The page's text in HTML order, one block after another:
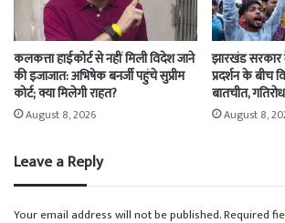
कलकत्ता हाईकोर्ट से नहीं मिली विदेश जाने
की इजाजात: अभिषेक बनर्जी पहुंचे सुप्रीम
कोर्ट; क्या मिलेगी राहत?
August 8, 2026
झारखंड सरकार ने
प्रदर्शन के बीच
बातचीत,
August 8,
Leave a Reply
Your email address will not be published.Required